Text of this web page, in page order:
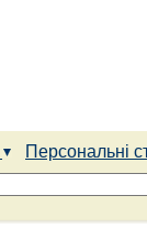
Персональні